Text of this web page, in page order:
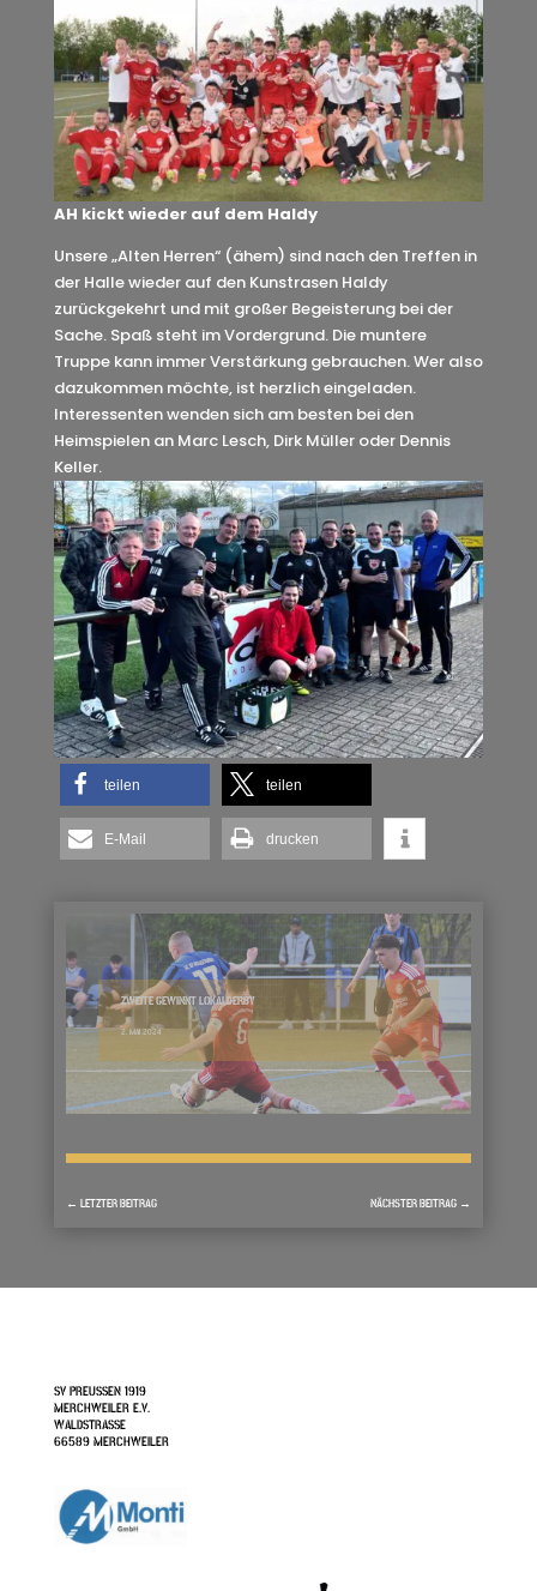
AH kickt wieder auf dem Haldy
Unsere „Alten Herren“ (ähem) sind nach den Treffen in
der Halle wieder auf den Kunstrasen Haldy
zurückgekehrt und mit großer Begeisterung bei der
Sache. Spaß steht im Vordergrund. Die muntere
Truppe kann immer Verstärkung gebrauchen. Wer also
dazukommen möchte, ist herzlich eingeladen.
Interessenten wenden sich am besten bei den
Heimspielen an Marc Lesch, Dirk Müller oder Dennis
Keller.
teilen teilen
E-Mail drucken
ZWEITE GEWINNT LOKALDERBY
2. MAI 2024
← LETZTER BEITRAG NÄCHSTER BEITRAG →
SV PREUSSEN 1919
MERCHWEILER E.V.
WALDSTRASSE
66589 MERCHWEILER